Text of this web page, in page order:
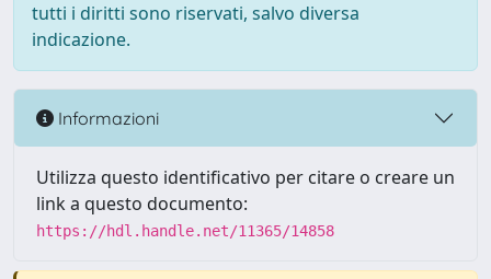
tutti i diritti sono riservati, salvo diversa
indicazione.
Informazioni
Utilizza questo identificativo per citare o creare un
link a questo documento:
https://hdl.handle.net/11365/14858